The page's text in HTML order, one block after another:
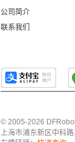
公司简介
联系我们
© 2005-2026
上海市浦东新区中科